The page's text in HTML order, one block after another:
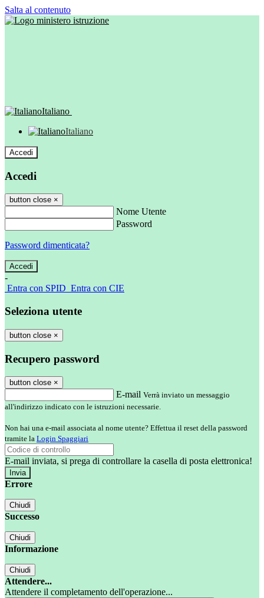
Salta al contenuto
Italiano
Italiano
Accedi
Accedi
button close ×
Nome Utente
Password
Password dimenticata?
-
Entra con SPID Entra con CIE
Seleziona utente
button close ×
Recupero password
button close ×
E-mail Verrà inviato un messaggio
all'indirizzo indicato con le istruzioni necessarie.
Non hai una e-mail associata al nome utente? Effettua il reset della password
tramite la Login Spaggiari
E-mail inviata, si prega di controllare la casella di posta elettronica!
Errore
Chiudi
Successo
Chiudi
Informazione
Chiudi
Attendere...
Attendere il completamento dell'operazione...